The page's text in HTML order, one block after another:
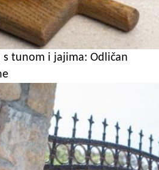
s tunom i jajima: Odličan